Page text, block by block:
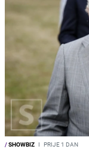
/SHOWBIZ I PRIJE 1 DAN